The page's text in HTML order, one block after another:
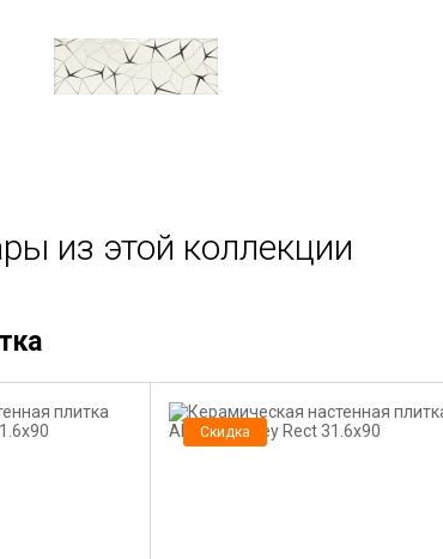
из этой коллекции
Скидка